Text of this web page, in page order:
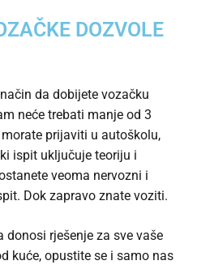
DOZVOLE
da dobijete vozačku
neće trebati manje od 3
prijaviti u autoškolu,
ispit uključuje teoriju i
veoma nervozni i
Dok zapravo znate voziti.
rješenje za sve vaše
kuće, opustite se i samo nas